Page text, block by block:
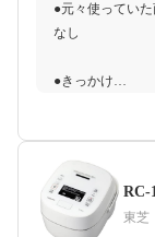
●どのような人に
あり、掃除が早
無い人、家事の
購入前、重さが
上げる回数を減
な質感で高級感
ず馴染んでくれ
かったです。
や大きかったで
えば音は多少軽
で、掃除機をか
購入前の期待：
軽減
購入前は、ドラ
者の口コミやレ
又、購入前は、
洗濯ができるこ
濯時間や洗濯プ
●元々使っていた
なし
●きっかけ
ルンバを3年ほ
●予算感
10,000円台で手
RC-
東芝